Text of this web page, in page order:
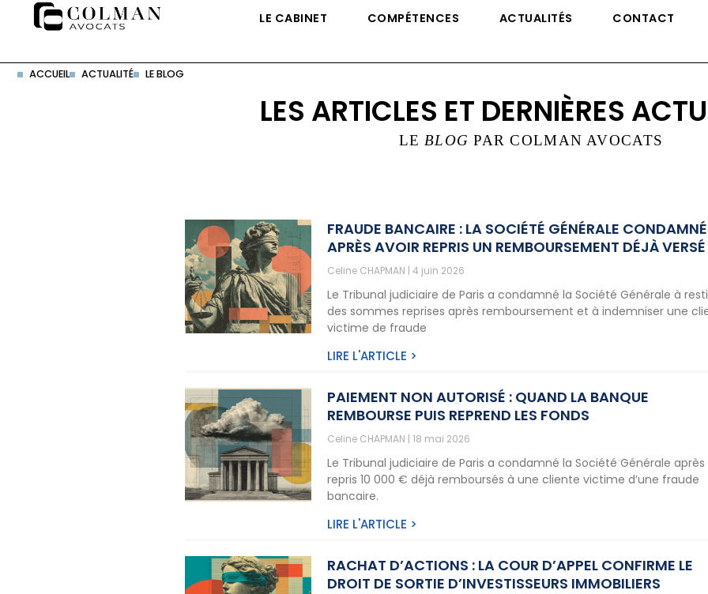
LE CABINET COMPÉTENCES ACTUALITÉS CONTACT
ACCUEIL ACTUALITÉ LE BLOG
LES ARTICLES ET DERNIÈRES
LE BLOGPAR COLMAN AVOCATS
FRAUDE BANCAIRE : LA SOCIÉTÉ GÉNÉRALE
APRÈS AVOIR REPRIS UN REMBOURSEMENT DÉJÀ VERSÉ
Celine CHAPMAN 4 juin 2026
Le Tribunal judiciaire de Paris a condamné la Société Générale à
des sommes reprises après remboursement et à indemniser une
victime de fraude
LIRE L'ARTICLE >
PAIEMENT NON AUTORISÉ : QUAND LA BANQUE
REMBOURSE PUIS REPREND LES FONDS
Celine CHAPMAN 18 mai 2026
Le Tribunal judiciaire de Paris a condamné la Société Générale après
repris 10 000 € déjà remboursés à une cliente victime d’une fraude
bancaire.
LIRE L'ARTICLE >
RACHAT D’ACTIONS : LA COUR D’APPEL CONFIRME LE
DROIT DE SORTIE D’INVESTISSEURS IMMOBILIERS